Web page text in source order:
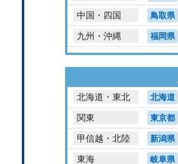
中国・四国 鳥取県
九州・沖縄 福岡県
北海道・東北 北海道
関東 東京都
甲信越・北陸 新潟県
東海 岐阜県